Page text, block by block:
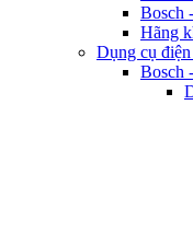
Bosch
Hãng
Dụng cụ
Bosch